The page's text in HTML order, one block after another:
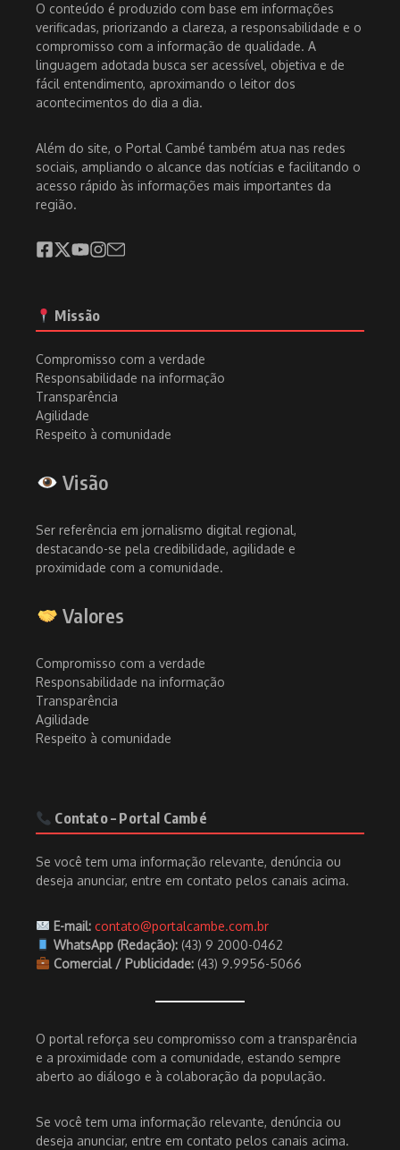
O conteúdo é produzido com base em informações
verificadas, priorizando a clareza, a responsabilidade e o
compromisso com a informação de qualidade. A
linguagem adotada busca ser acessível, objetiva e de
fácil entendimento, aproximando o leitor dos
acontecimentos do dia a dia.
Além do site, o Portal Cambé também atua nas redes
sociais, ampliando o alcance das notícias e facilitando o
acesso rápido às informações mais importantes da
região.
Missão
Compromisso com a verdade
Responsabilidade na informação
Transparência
Agilidade
Respeito à comunidade
Visão
Ser referência em jornalismo digital regional,
destacando-se pela credibilidade, agilidade e
proximidade com a comunidade.
Valores
Compromisso com a verdade
Responsabilidade na informação
Transparência
Agilidade
Respeito à comunidade
Contato – Portal Cambé
Se você tem uma informação relevante, denúncia ou
deseja anunciar, entre em contato pelos canais acima.
E-mail: contato@portalcambe.com.br
WhatsApp (Redação):(43) 9 2000-0462
Comercial / Publicidade:(43) 9.9956-5066
O portal reforça seu compromisso com a transparência
e a proximidade com a comunidade, estando sempre
aberto ao diálogo e à colaboração da população.
Se você tem uma informação relevante, denúncia ou
deseja anunciar, entre em contato pelos canais acima.